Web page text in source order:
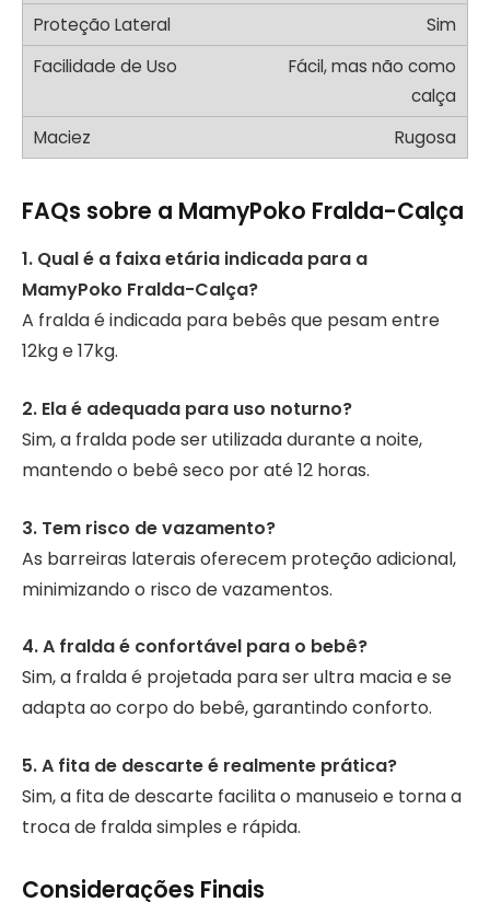
Sim
Fácil, mas não como
calça
Rugosa
FAQs sobre a MamyPoko Fralda-Calça
1. Qual é a faixa etária indicada para a
MamyPoko Fralda-Calça?
A fralda é indicada para bebês que pesam entre
12kg e 17kg.
2. Ela é adequada para uso noturno?
Sim, a fralda pode ser utilizada durante a noite,
mantendo o bebê seco por até 12 horas.
3. Tem risco de vazamento?
As barreiras laterais oferecem proteção adicional,
minimizando o risco de vazamentos.
4. A fralda é confortável para o bebê?
Sim, a fralda é projetada para ser ultra macia e se
adapta ao corpo do bebê, garantindo conforto.
5. A fita de descarte é realmente prática?
Sim, a fita de descarte facilita o manuseio e torna a
troca de fralda simples e rápida.
Considerações Finais